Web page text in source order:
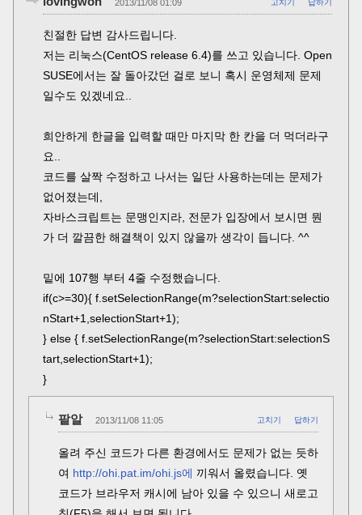
2013/11/08 01:09 고치기 답하기
친절한 답변 감사드립니다.
저는 리눅스(CentOS release 6.4)를 쓰고 있습니다. Open
SUSE에서는 잘 돌아갔던 걸로 보니 혹시 운영체제 문제
일수도 있겠네요..
희안하게 한글을 입력할 때만 마지막 한 칸을 더 먹더라구
요..
코드를 살짝 수정하고 나서는 일단 사용하는데는 문제가
없어졌는데,
자바스크립트는 문맹인지라, 전문가 입장에서 보시면 뭔
가 더 깔끔한 해결책이 있지 않을까 생각이 듭니다. ^^
밑에 107행 부터 4줄 수정했습니다.
if(c>=30){ f.setSelectionRange(m?selectionStart:selectio
nStart+1,selectionStart+1);
} else { f.setSelectionRange(m?selectionStart:selectionS
tart,selectionStart+1);
}
팥알 2013/11/08 11:05 고치기 답하기
올려 주신 코드가 다른 환경에서도 문제가 없는 듯하
여 http://ohi.pat.im/ohi.js에 끼워서 올렸습니다. 옛
코드가 브라우저 캐시에 남아 있을 수 있으니 새로고